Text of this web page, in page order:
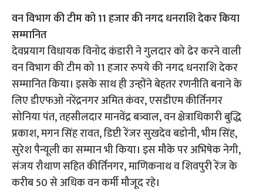
वन विभाग की टीम को 11 हजार की नगद धनराशि देकर किया
सम्मानित
देवप्रयाग विधायक विनोद कंडारी ने गुलदार को ढेर करने वाली
वन विभाग की टीम को 11 हजार रुपये की नगद धनराशि देकर
सम्मानित किया। इसके साथ ही उन्होंने बेहतर रणनीति बनाने के
लिए डीएफओ नरेंद्रनगर अमित कंवर, एसडीएम कीर्तिनगर
सोनिया पंत, तहसीलदार मानवेंद्र बत्र्वाल, वन क्षेत्राधिकारी बुद्धि
प्रकाश, मगन सिंह रावत, डिप्टी रेंजर सुखदेव बडोनी, भीम सिंह,
सुरेश पैन्यूली का सम्मान भी किया। इस मौके पर अभिषेक नेगी,
संजय रौथाण सहित कीर्तिनगर, माणिकनाथ व शिवपुरी रेंज के
करीब 50 से अधिक वन कर्मी मौजूद रहे।